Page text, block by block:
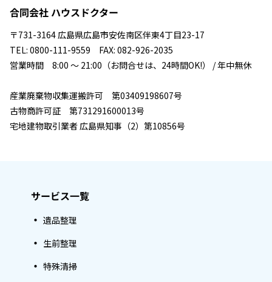
合同会社 ハウスドクター
〒731-3164 広島県広島市安佐南区伴東4丁目23-17
TEL: 0800-111-9559 FAX: 082-926-2035
営業時間 8:00 ～ 21:00（お問合せは、24時間OK!） / 年中無休
産業廃棄物収集運搬許可 第03409198607号
古物商許可証 第731291600013号
宅地建物取引業者 広島県知事（2）第10856号
サービス一覧
遺品整理
生前整理
特殊清掃